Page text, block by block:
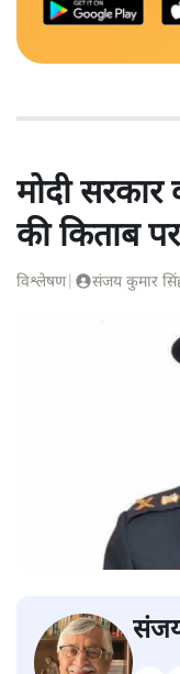
मोदी
की किताब
विश्लेषण| संजय कुमार